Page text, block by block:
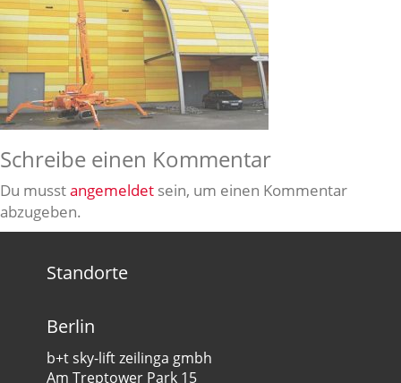
Schreibe einen Kommentar
Du musstangemeldet sein, um einen Kommentar
abzugeben.
Standorte
Berlin
b+t sky-lift zeilinga gmbh
Am Treptower Park 15